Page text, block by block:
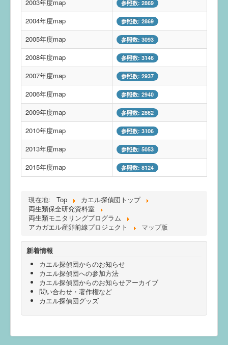
2003年度map 参照数: 2869
2004年度map 参照数: 2869
2005年度map 参照数: 3093
2008年度map 参照数: 3146
2007年度map 参照数: 2937
2006年度map 参照数: 2940
2009年度map 参照数: 2862
2010年度map 参照数: 3106
2013年度map 参照数: 5053
2015年度map 参照数: 8124
現在地: Top
カエル探偵団トップ
両生類保全研究資料室
両生類モニタリングプログラム
アカガエル産卵前線プロジェクト
マップ版
新着情報
カエル探偵団からのお知らせ
カエル探偵団への参加方法
カエル探偵団からのお知らせアーカイブ
問い合わせ・著作権など
カエル探偵団グッズ